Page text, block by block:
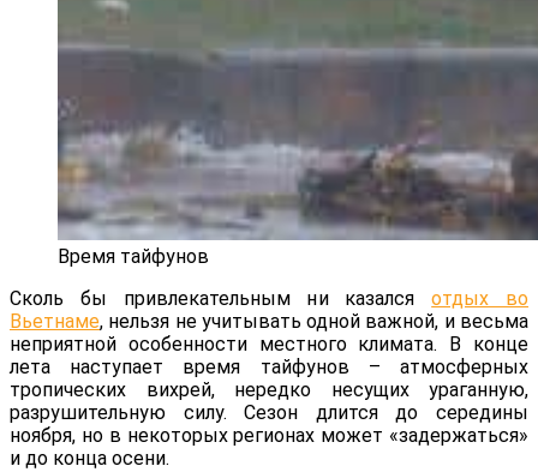
Время тайфунов
Сколь бы привлекательным ни казалсяотдых во
Вьетнаме, нельзя не учитывать одной важной, и весьма
неприятной особенности местного климата. В конце
лета наступает время тайфунов – атмосферных
тропических вихрей, нередко несущих ураганную,
разрушительную силу. Сезон длится до середины
ноября, но в некоторых регионах может «задержаться»
и до конца осени.